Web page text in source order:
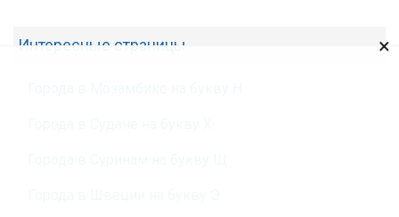
Интересные страницы ×